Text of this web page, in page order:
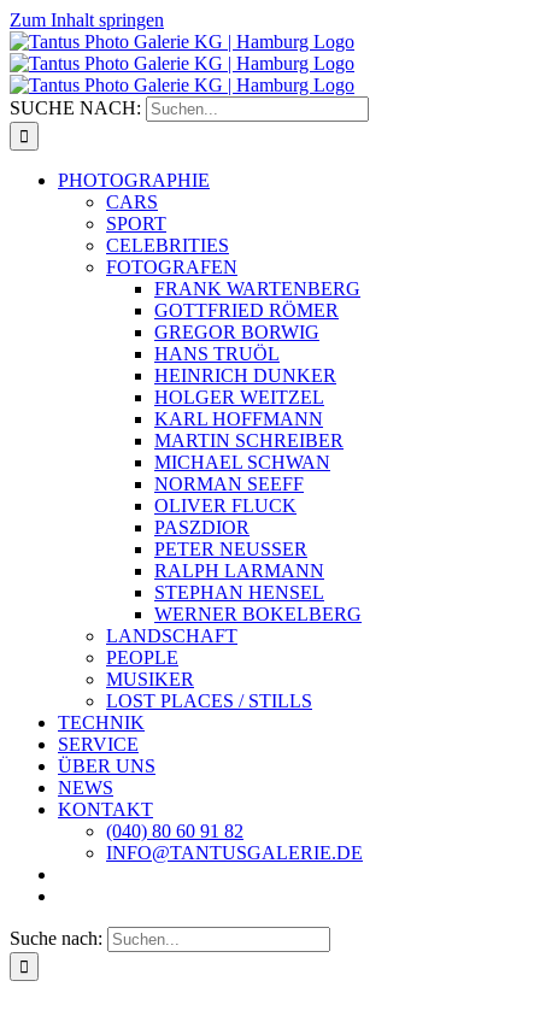
Zum Inhalt springen
SUCHE NACH:
PHOTOGRAPHIE
CARS
SPORT
CELEBRITIES
FOTOGRAFEN
FRANK WARTENBERG
GOTTFRIED RÖMER
GREGOR BORWIG
HANS TRUÖL
HEINRICH DUNKER
HOLGER WEITZEL
KARL HOFFMANN
MARTIN SCHREIBER
MICHAEL SCHWAN
NORMAN SEEFF
OLIVER FLUCK
PASZDIOR
PETER NEUSSER
RALPH LARMANN
STEPHAN HENSEL
WERNER BOKELBERG
LANDSCHAFT
PEOPLE
MUSIKER
LOST PLACES / STILLS
TECHNIK
SERVICE
ÜBER UNS
NEWS
KONTAKT
(040) 80 60 91 82
INFO@TANTUSGALERIE.DE
Suche nach: